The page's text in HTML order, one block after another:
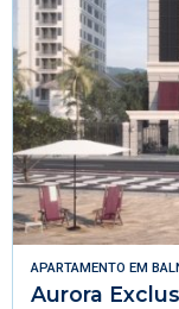
APARTAMENTO EM
Aurora